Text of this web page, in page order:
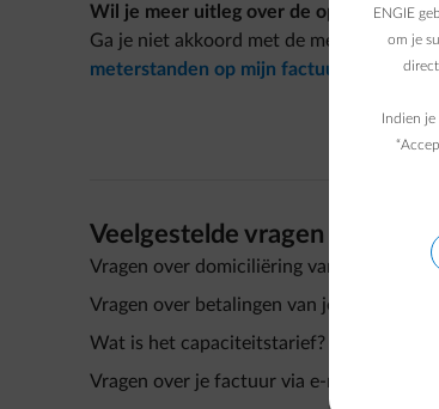
Wil je meer uitleg over de opbouw van
Ga je niet akkoord met de meterstanden
meterstanden op mijn factuur niet juist
Veelgestelde vragen
Vragen over domiciliëring van je factuur
Vragen over betalingen van je factuur
Wat is het capaciteitstarief?
Vragen over je factuur via e-mail
ENGIE
om je
Indien je